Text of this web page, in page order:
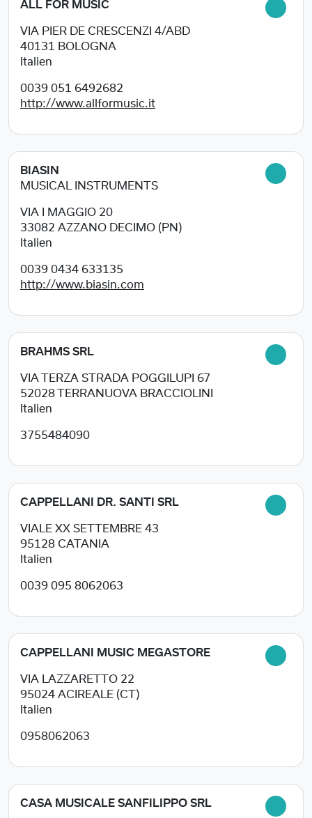
ALL FOR MUSIC
VIA PIER DE CRESCENZI 4/ABD
40131
BOLOGNA
Italien
0039 051 6492682
http://www.allformusic.it
BIASIN
MUSICAL INSTRUMENTS
VIA I MAGGIO 20
33082 AZZANO DECIMO (PN)
Italien
0039 0434 633135
http://www.biasin.com
BRAHMS SRL
VIA TERZA STRADA POGGILUPI 67
52028
TERRANUOVA BRACCIOLINI
Italien
3755484090
CAPPELLANI DR. SANTI SRL
VIALE XX SETTEMBRE 43
95128 CATANIA
Italien
0039 095 8062063
CAPPELLANI MUSIC MEGASTORE
VIA LAZZARETTO 22
95024 ACIREALE (CT)
Italien
0958062063
CASA MUSICALE SANFILIPPO SRL